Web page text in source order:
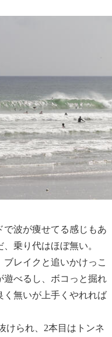
で波が痩せてる感じもあ
乗り代はほぼ無い。
レイクと追いかけっこ
遊べるし、ボコっと掘れ
く無いが上手くやれれば
けられ、2本目はトンネ